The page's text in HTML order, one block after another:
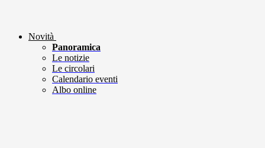
Novità
Panoramica
Le notizie
Le circolari
Calendario eventi
Albo online